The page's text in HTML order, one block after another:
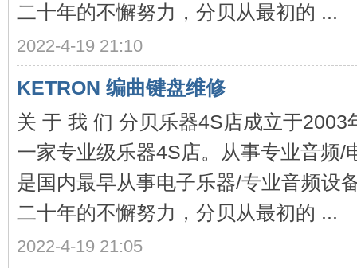
行-
二十年的不懈努力，分贝从最初的 ...
2022-4-19 21:10
KETRON 编曲键盘维修
关 于 我 们 分贝乐器4S店成立于2003
一家专业级乐器4S店。从事专业音频/
是国内最早从事电子乐器/专业音频设
二十年的不懈努力，分贝从最初的 ...
2022-4-19 21:05